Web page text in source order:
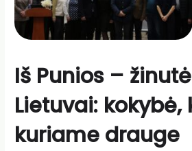
Iš Punios –
Lietuvai: kokybė,
kuriame drauge